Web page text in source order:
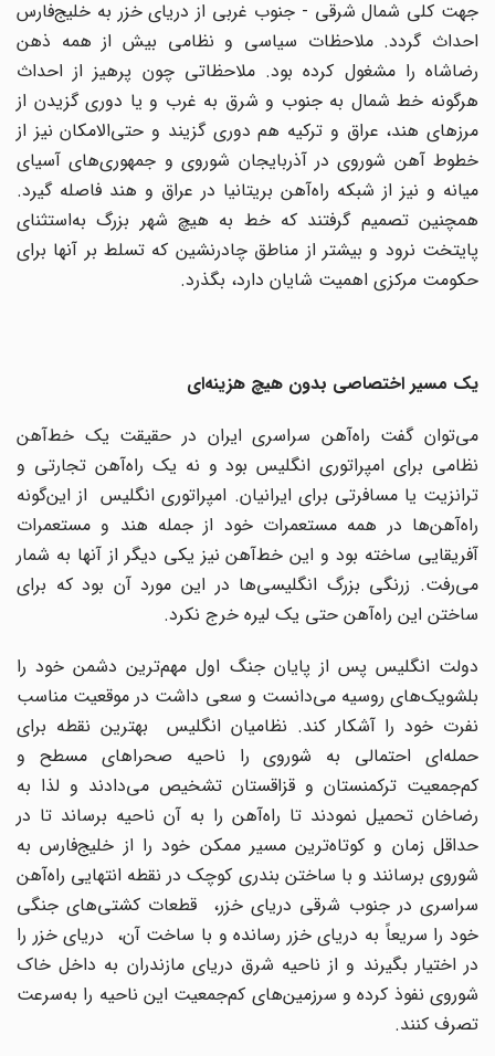
جهت کلی شمال شرقی - جنوب غربی از دریای خزر به خلیج‌فارس
احداث گردد. ملاحظات سیاسی و نظامی بیش از همه ذهن
رضاشاه را مشغول کرده بود. ملاحظاتی چون پرهیز از احداث
هرگونه خط شمال به جنوب و شرق به غرب و یا دوری گزیدن از
مرزهای هند، عراق و ترکیه هم دوری گزیند و حتی‌الامکان نیز از
خطوط آهن شوروی در آذربایجان شوروی و جمهوری‌های آسیای
میانه و نیز از شبکه راه‌آهن بریتانیا در عراق و هند فاصله گیرد.
همچنین تصمیم گرفتند که خط به هیچ شهر بزرگ به‌استثنای
پایتخت نرود و بیشتر از مناطق چادرنشین که تسلط بر آنها برای
حکومت مرکزی اهمیت شایان دارد، بگذرد.
یک مسیر اختصاصی بدون هیچ هزینه‌ای
می‌توان گفت راه‌آهن سراسری ایران در حقیقت یک خط‌آهن
نظامی برای امپراتوری انگلیس بود و نه یک راه‌آهن تجارتی و
ترانزیت یا مسافرتی برای ایرانیان. امپراتوری انگلیس از این‌گونه
راه‌آهن‌ها در همه مستعمرات خود از جمله هند و مستعمرات
آفریقایی ساخته بود و این خط‌آهن نیز یکی دیگر از آنها به شمار
می‌رفت. زرنگی بزرگ انگلیسی‌ها در این مورد آن بود که برای
ساختن این راه‌آهن حتی یک لیره خرج نکرد.
دولت انگلیس پس از پایان جنگ اول مهم‌ترین دشمن خود را
بلشویک‌های روسیه می‌دانست و سعی داشت در موقعیت مناسب
نفرت خود را آشکار کند. نظامیان انگلیس بهترین نقطه برای
حمله‌ای احتمالی به شوروی را ناحیه صحراهای مسطح و
کم‌جمعیت ترکمنستان و قزاقستان تشخیص می‌دادند و لذا به
رضاخان تحمیل نمودند تا راه‌آهن را به آن ناحیه برساند تا در
حداقل زمان و کوتاه‌ترین مسیر ممکن خود را از خلیج‌فارس به
شوروی برسانند و با ساختن بندری کوچک در نقطه انتهایی راه‌آهن
سراسری در جنوب شرقی دریای خزر، قطعات کشتی‌های جنگی
خود را سریعاً به دریای خزر رسانده و با ساخت آن، دریای خزر را
در اختیار بگیرند و از ناحیه شرق دریای مازندران به داخل خاک
شوروی نفوذ کرده و سرزمین‌های کم‌جمعیت این ناحیه را به‌سرعت
تصرف کنند.